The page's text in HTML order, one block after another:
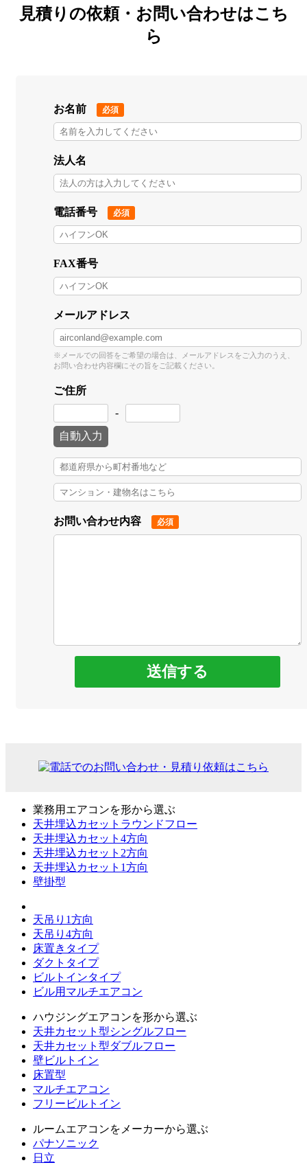
見積りの依頼・お問い合わせはこち
ら
お名前 必須
法人名
電話番号 必須
FAX番号
メールアドレス
※メールでの回答をご希望の場合は、メールアドレスをご入力のうえ、
お問い合わせ内容欄にその旨をご記載ください。
ご住所
-
自動入力
お問い合わせ内容 必須
業務用エアコンを形から選ぶ
天井埋込カセットラウンドフロー
天井埋込カセット4方向
天井埋込カセット2方向
天井埋込カセット1方向
壁掛型
天吊り1方向
天吊り4方向
床置きタイプ
ダクトタイプ
ビルトインタイプ
ビル用マルチエアコン
ハウジングエアコンを形から選ぶ
天井カセット型シングルフロー
天井カセット型ダブルフロー
壁ビルトイン
床置型
マルチエアコン
フリービルトイン
ルームエアコンをメーカーから選ぶ
パナソニック
日立